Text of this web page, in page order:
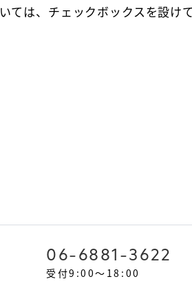
は、チェックボックスを設け
06-6881-3622
受付9:00～18:00